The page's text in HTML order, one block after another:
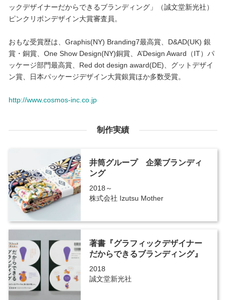
ックデザイナーだからできるブランディング」（誠文堂新光社）
ピンクリボンデザイン大賞審査員。
おもな受賞歴は、Graphis(NY) Branding7最高賞、D&AD(UK) 銀
賞・銅賞、One Show Design(NY)銅賞、A’Design Award（IT）パ
ッケージ部門最高賞、Red dot design award(DE)、グットデザイ
ン賞、日本パッケージデザイン大賞銀賞ほか多数受賞。
http://www.cosmos-inc.co.jp
制作実績
井筒グループ 企業ブランディ
ング
2018～
株式会社 Izutsu Mother
著書『グラフィックデザイナー
だからできるブランディング』
2018
誠文堂新光社